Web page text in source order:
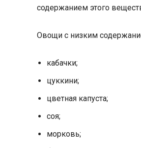
содержанием этого
Овощи с низким
кабачки;
цуккини;
цветная капуста;
соя;
морковь;